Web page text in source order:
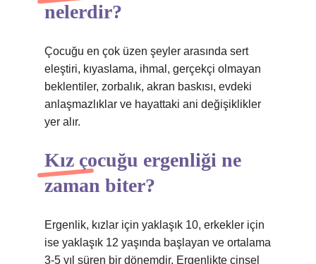
nelerdir?
Çocuğu en çok üzen şeyler arasında sert
eleştiri, kıyaslama, ihmal, gerçekçi olmayan
beklentiler, zorbalık, akran baskısı, evdeki
anlaşmazlıklar ve hayattaki ani değişiklikler
yer alır.
Kız çocuğu ergenliği ne
zaman biter?
Ergenlik, kızlar için yaklaşık 10, erkekler için
ise yaklaşık 12 yaşında başlayan ve ortalama
3-5 yıl süren bir dönemdir. Ergenlikte cinsel